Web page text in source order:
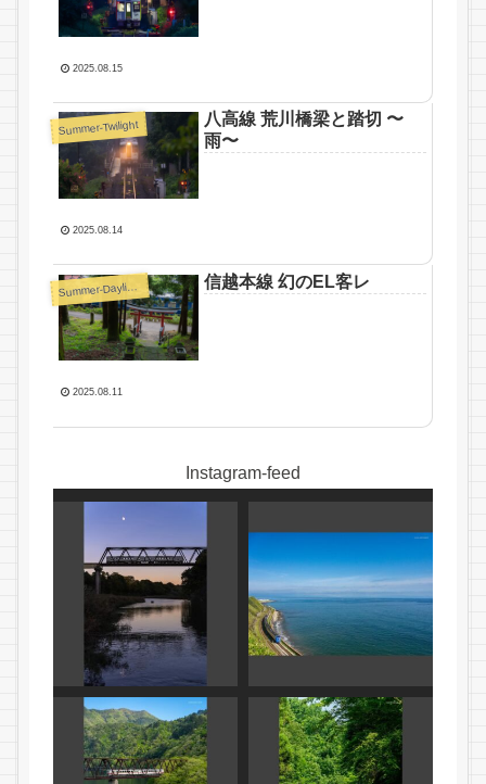
2025.08.15
Summer-Twilight
八高線 荒川橋梁と踏切 〜
雨〜
2025.08.14
S
ummer-Daylight 信越本線 幻のEL客レ
2025.08.11
Instagram-feed